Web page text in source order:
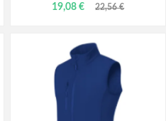
19,08 € 22,56 €